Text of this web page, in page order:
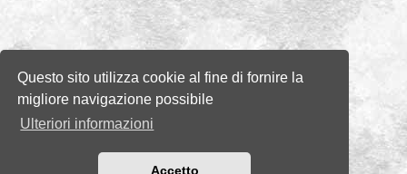
Questo sito utilizza cookie al fine di fornire la
migliore navigazione possibile
Ulteriori informazioni
Accetto